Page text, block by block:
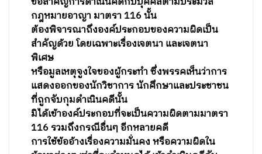
กฎหมายอาญา มาตรา 116 นั้น
ต้องพิจารณาถึงองค์ประกอบของความผิดเป็น
สำคัญด้วย โดยเฉพาะเรื่องเจตนา และเจตนา
พิเศษ
หรือมูลเหตุจูงใจของผู้กระทำ ซึ่งพรรคเห็นว่าการ
แสดงออกของนักวิชาการ นักศึกษาและประชาชน
ที่ถูกจับกุมดำเนินคดีนั้น
มิได้เข้าองค์ประกอบที่จะเป็นความผิดตามมาตรา
116 รวมถึงกรณีอื่นๆ อีกหลายคดี
การใช้ข้ออ้างเรื่องความมั่นคง หรือความผิดใน